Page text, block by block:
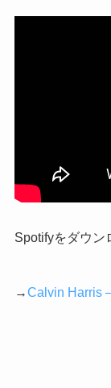
Spotifyをダウン
→Calvin Harris